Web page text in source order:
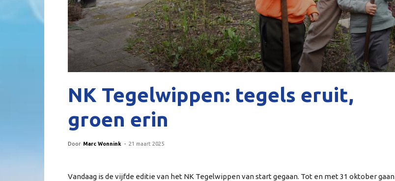
NK Tegelwippen: tegels eruit,
groen erin
Door Marc Wonnink - 21 maart 2025
Vandaag is de vijfde editie van het NK Tegelwippen van start gegaan. Tot en met 31 oktober gaan